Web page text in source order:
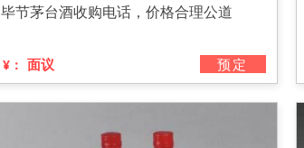
毕节茅台酒收购电话，价格合理公道
¥： 面议 预定